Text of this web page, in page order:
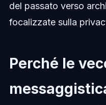
del passato verso
focalizzate sulla
Perché le